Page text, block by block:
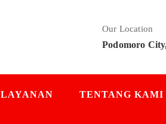
Our Location
Podomoro
LAYANAN TENTANG KAMI